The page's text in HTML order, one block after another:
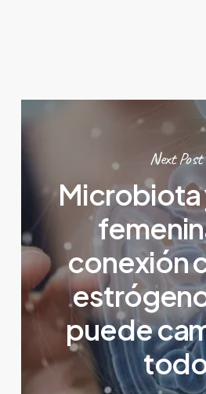
Next Post
Microbiota
conexión
puede